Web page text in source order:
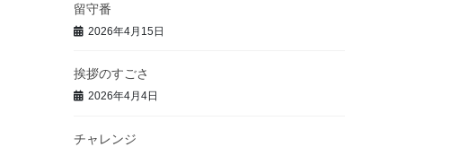
留守番
2026年4月15日
挨拶のすごさ
2026年4月4日
チャレンジ